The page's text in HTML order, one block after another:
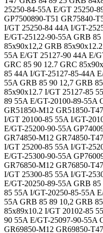
25250-84-55A E/GT 25250-
GP7500890-T51 GR75840-
I/GT 25250-84 44A I/GT-
E/GT-25122-90-55A GRB
85x90x12,2 GRB
55A E/GT 25127-90 44A E/
GRC 85 90 12.7 GRC
85 44A I/GT-25127-85-44A
55A GRB 85 90 12,7 GRB
85x90x12.7 I/GT 25127-85
89 55A E/GT-20100-89-55A
GR51850-M12 GR51850-
I/GT 20100-85 55A I/GT-
E/GT-25200-90-55A
GR74850-M12 GR74850-
I/GT 25200-85 55A I/GT-
E/GT-25300-90-55A
GR76850-M12 GR76850-
I/GT 25300-85 55A I/GT-
E/GT-20250-89-55A GRB
85 55A I/GT-20250-85-55A
55A GRB 85 89 10,2 GRB
85x89x10.2 I/GT 20102-85
90 55A E/GT-25097-90-55A
GR69850-M12 GR69850-